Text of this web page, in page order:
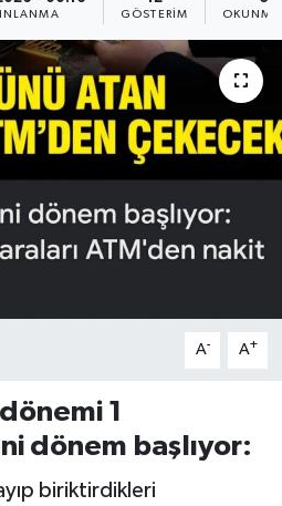
GÖSTERIM OKUNMA
A- A+
1
dönem başlıyor:
biriktirdikleri